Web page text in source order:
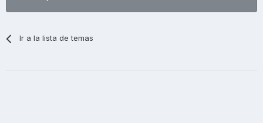
Ir a la lista de temas